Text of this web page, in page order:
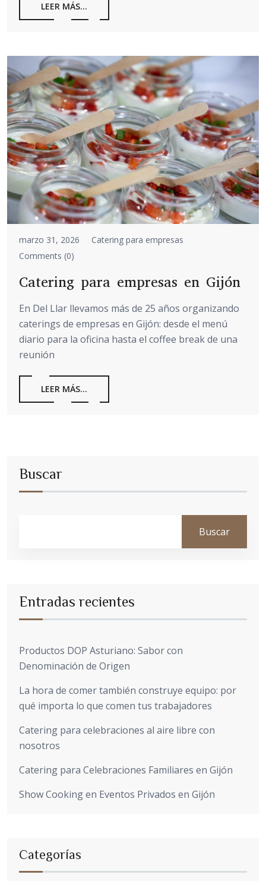
LEER MÁS...
marzo 31, 2026
Catering para empresas
Comments (0)
Catering para empresas en Gijón
En Del Llar llevamos más de 25 años organizando
caterings de empresas en Gijón: desde el menú
diario para la oficina hasta el coffee break de una
reunión
LEER MÁS...
Buscar
Buscar
Entradas recientes
Productos DOP Asturiano: Sabor con
Denominación de Origen
La hora de comer también construye equipo: por
qué importa lo que comen tus trabajadores
Catering para celebraciones al aire libre con
nosotros
Catering para Celebraciones Familiares en Gijón
Show Cooking en Eventos Privados en Gijón
Categorías